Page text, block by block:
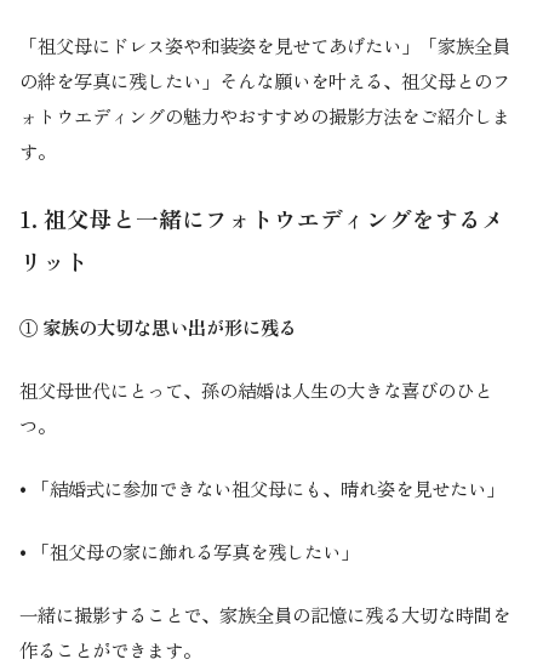
「祖父母にドレス姿や和装姿を見せてあげたい」「家族全員
の絆を写真に残したい」そんな願いを叶える、祖父母とのフ
ォトウエディングの魅力やおすすめの撮影方法をご紹介しま
す。
1. 祖父母と一緒にフォトウエディングをするメ
リット
① 家族の大切な思い出が形に残る
祖父母世代にとって、孫の結婚は人生の大きな喜びのひと
つ。
• 「結婚式に参加できない祖父母にも、晴れ姿を見せたい」
• 「祖父母の家に飾れる写真を残したい」
一緒に撮影することで、家族全員の記憶に残る大切な時間を
作ることができます。